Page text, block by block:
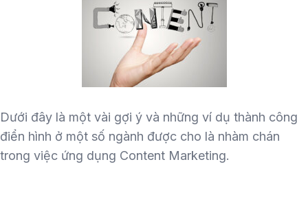
Dưới đây là một vài gợi ý và những ví dụ thành công
điển hình ở một số ngành được cho là nhàm chán
trong việc ứng dụng Content Marketing.